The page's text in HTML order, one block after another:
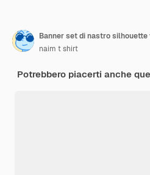
Banner set di nastro
naim t shirt
Potrebbero piacerti anche